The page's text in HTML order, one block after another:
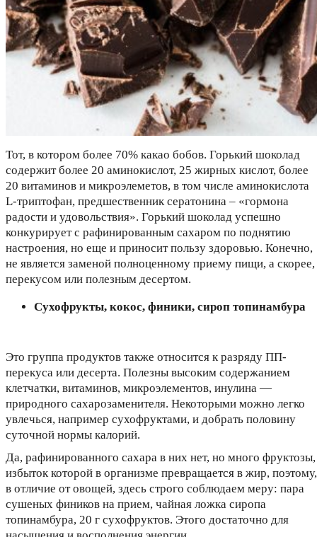
Тот, в котором более 70% какао бобов. Горький шоколад
содержит более 20 аминокислот, 25 жирных кислот, более
20 витаминов и микроэлеметов, в том числе аминокислота
L-триптофан, предшественник сератонина – «гормона
радости и удовольствия». Горький шоколад успешно
конкурирует с рафинированным сахаром по поднятию
настроения, но еще и приносит пользу здоровью. Конечно,
не является заменой полноценному приему пищи, а скорее,
перекусом или полезным десертом.
Сухофрукты, кокос, финики, сироп топинамбура
Это группа продуктов также относится к разряду ПП-
перекуса или десерта. Полезны высоким содержанием
клетчатки, витаминов, микроэлементов, инулина —
природного сахарозаменителя. Некоторыми можно легко
увлечься, например сухофруктами, и добрать половину
суточной нормы калорий.
Да, рафинированного сахара в них нет, но много фруктозы,
избыток которой в организме превращается в жир, поэтому,
в отличие от овощей, здесь строго соблюдаем меру: пара
сушеных фиников на прием, чайная ложка сиропа
топинамбура, 20 г сухофруктов. Этого достаточно для